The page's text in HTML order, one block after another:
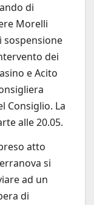
di
Morelli
sospensione
dei
e Acito
Consiglio. La
alle 20.05.
atto
si
ad un
di